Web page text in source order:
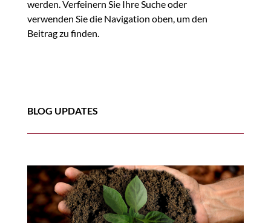
werden. Verfeinern Sie Ihre Suche oder
verwenden Sie die Navigation oben, um den
Beitrag zu finden.
BLOG UPDATES